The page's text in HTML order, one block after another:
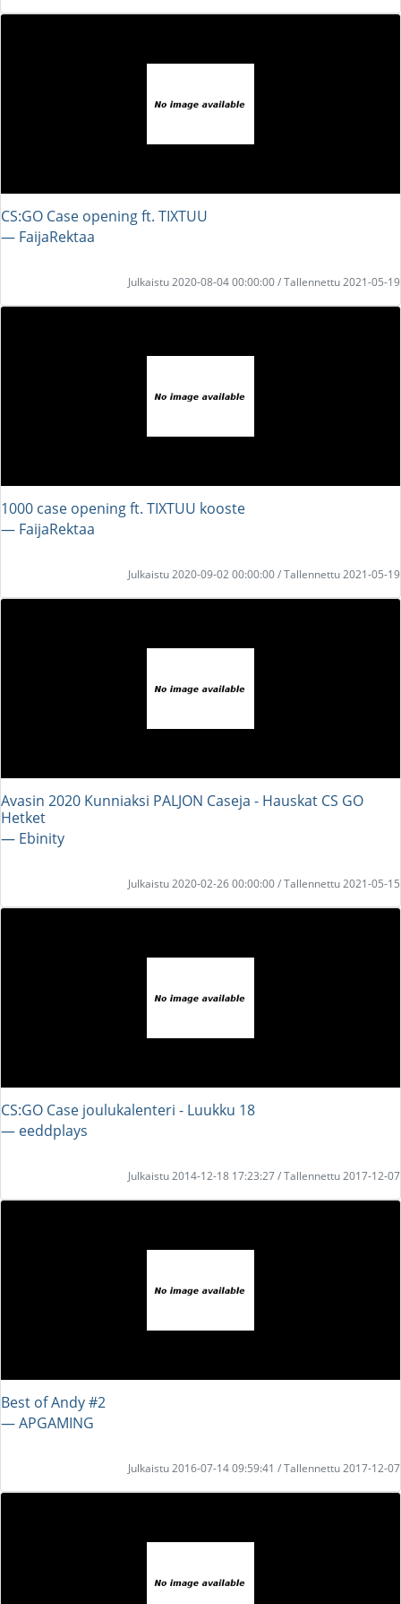
CS:GO Case opening ft. TIXTUU
― FaijaRektaa
Julkaistu 2020-08-04 00:00:00 / Tallennettu 2021-05-19
1000 case opening ft. TIXTUU kooste
― FaijaRektaa
Julkaistu 2020-09-02 00:00:00 / Tallennettu 2021-05-19
Avasin 2020 Kunniaksi PALJON Caseja - Hauskat CS GO
Hetket
― Ebinity
Julkaistu 2020-02-26 00:00:00 / Tallennettu 2021-05-15
CS:GO Case joulukalenteri - Luukku 18
― eeddplays
Julkaistu 2014-12-18 17:23:27 / Tallennettu 2017-12-07
Best of Andy #2
― APGAMING
Julkaistu 2016-07-14 09:59:41 / Tallennettu 2017-12-07